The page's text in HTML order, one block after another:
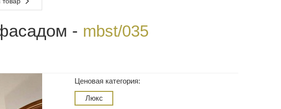
- mbst/035
Ценовая категория:
Люкс